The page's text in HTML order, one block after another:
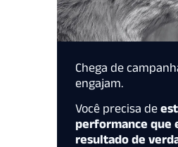
Chega de
engajam.
Você precisa de
performance que
resultado de